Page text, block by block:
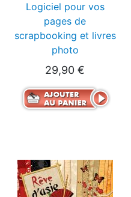
Logiciel pour vos
pages de
scrapbooking et livres
photo
29,90 €